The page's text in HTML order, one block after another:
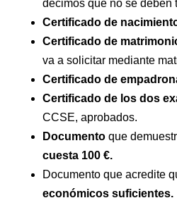
decimos que no se deben
Certificado de
Certificado de
va a solicitar mediante
Certificado de
Certificado de los dos
CCSE, aprobados.
Documento que
cuesta 100 €.
Documento que acredite
económicos suficientes.